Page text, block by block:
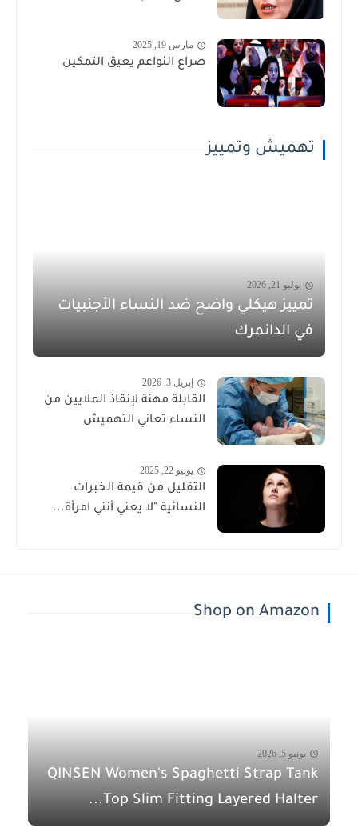
مارس 19, 2025
صراع النواعم يعيق التمكين
تهميش وتمييز
يوليو 21, 2026
تمييز هيكلي واضح ضد النساء الأجنبيات
في الدانمرك
إبريل 3, 2026
القابلة مهنة لإنقاذ الملايين من
النساء تعاني التهميش
يونيو 22, 2025
التقليل من قيمة الخبرات
النسائية "لا يعني أنني امرأة...
Shop on Amazon
يونيو 5, 2026
QINSEN Women's Spaghetti Strap Tank
Top Slim Fitting Layered Halter...